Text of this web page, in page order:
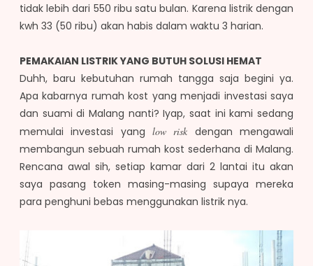
tidak lebih dari 550 ribu satu bulan. Karena listrik dengan
kwh 33 (50 ribu) akan habis dalam waktu 3 harian.
PEMAKAIAN LISTRIK YANG BUTUH SOLUSI HEMAT
Duhh, baru kebutuhan rumah tangga saja begini ya.
Apa kabarnya rumah kost yang menjadi investasi saya
dan suami di Malang nanti? Iyap, saat ini kami sedang
memulai investasi yang low risk dengan mengawali
membangun sebuah rumah kost sederhana di Malang.
Rencana awal sih, setiap kamar dari 2 lantai itu akan
saya pasang token masing-masing supaya mereka
para penghuni bebas menggunakan listrik nya.